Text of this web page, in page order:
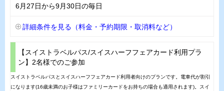
6月27日から9月30日の毎日
詳細条件を見る（料金・予約期限・取消料など）
【スイストラベルパス/スイスハーフフェアカード利用プラ
ン】2名様でのご参加
スイストラベルパスとスイスハーフフェアカード利用者向けのプランです。電車代が割引
になります(16歳未満のお子様はファミリーカードをお持ちの場合も適用されます)。スイ